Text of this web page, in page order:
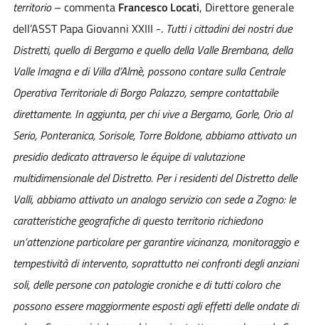
territorio– commenta Francesco Locati, Direttore generale
dell’ASST Papa Giovanni XXIII -.Tutti i cittadini dei nostri due
Distretti, quello di Bergamo e quello della Valle Brembana, della
Valle Imagna e di Villa d’Almè, possono contare sulla Centrale
Operativa Territoriale di Borgo Palazzo, sempre contattabile
direttamente. In aggiunta, per chi vive a Bergamo, Gorle, Orio al
Serio, Ponteranica, Sorisole, Torre Boldone, abbiamo attivato un
presidio dedicato attraverso le équipe di valutazione
multidimensionale del Distretto. Per i residenti del Distretto delle
Valli, abbiamo attivato un analogo servizio con sede a Zogno: le
caratteristiche geografiche di questo territorio richiedono
un’attenzione particolare per garantire vicinanza, monitoraggio e
tempestività di intervento, soprattutto nei confronti degli anziani
soli, delle persone con patologie croniche e di tutti coloro che
possono essere maggiormente esposti agli effetti delle ondate di